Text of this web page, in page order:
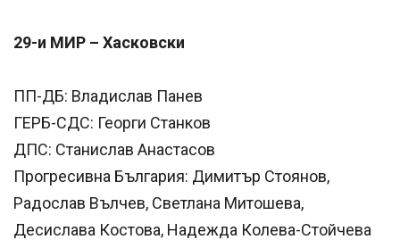
29-и МИР – Хасковски
ПП-ДБ: Владислав Панев
ГЕРБ-СДС: Георги Станков
ДПС: Станислав Анастасов
Прогресивна България: Димитър Стоянов,
Радослав Вълчев, Светлана Митошева,
Десислава Костова, Надежда Колева-Стойчева